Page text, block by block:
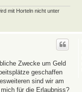
mit Horteln nicht unter
Zwecke um Geld
geschaffen
sind wir am
für die Erlaubniss?